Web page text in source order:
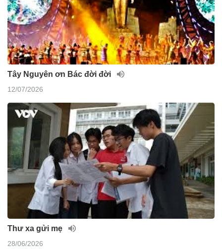
Tây Nguyên ơn Bác đời đời
12/07/2026
Thư xa gửi mẹ
28/06/2026